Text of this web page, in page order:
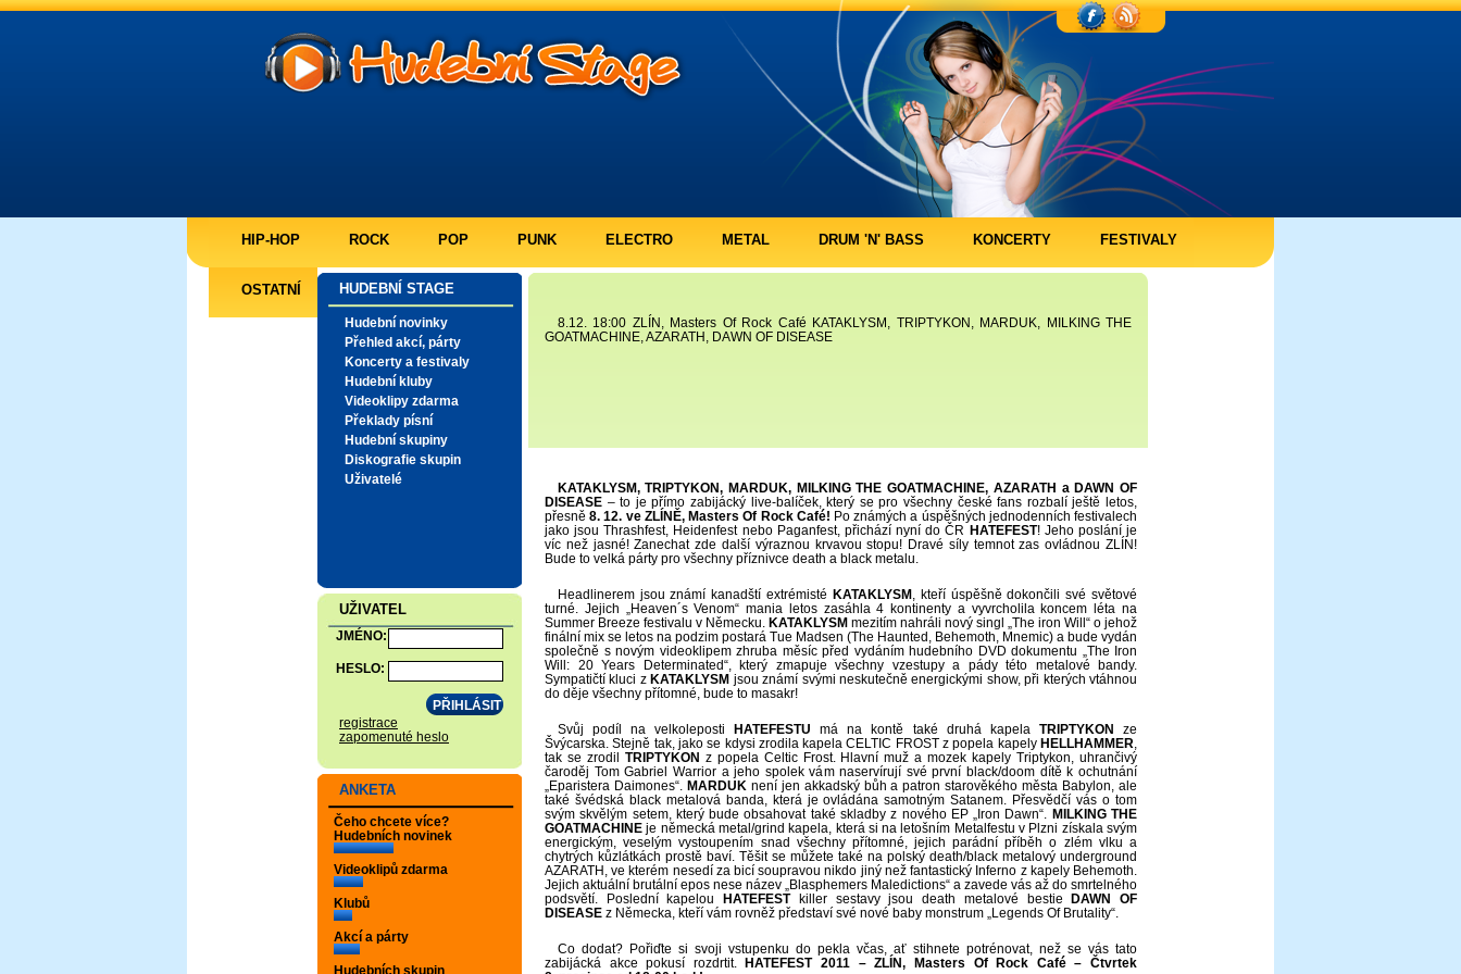
HIP-HOP ROCK POP PUNK ELECTRO METAL DRUM 'N' BASS KONCERTY FESTIVALY
OSTATNÍ HUDEBNÍ STAGE
Hudební novinky
Přehled akcí, párty
Koncerty a festivaly
Hudební kluby
Videoklipy zdarma
Překlady písní
Hudební skupiny
Diskografie skupin
Uživatelé
UŽIVATEL
JMÉNO:
HESLO:
registrace
zapomenuté heslo
ANKETA
Čeho chcete více?
Hudebních novinek
Videoklipů zdarma
Klubů
Akcí a párty
Hudebních skupin
8.12. 18:00 ZLÍN, Masters Of Rock Café KATAKLYSM, TRIPTYKON, MARDUK, MILKING THE
GOATMACHINE, AZARATH, DAWN OF DISEASE
KATAKLYSM, TRIPTYKON, MARDUK, MILKING THE GOATMACHINE, AZARATH a DAWN OF
DISEASE – to je přímo zabijácký live-balíček, který se pro všechny české fans rozbalí ještě letos,
přesně8. 12. ve ZLÍNĚ, Masters Of Rock Café! Po známých a úspěšných jednodenních festivalech
jako jsou Thrashfest, Heidenfest nebo Paganfest, přichází nyní do ČR HATEFEST! Jeho poslání je
víc než jasné! Zanechat zde další výraznou krvavou stopu! Dravé síly temnot zas ovládnou ZLÍN!
Bude to velká párty pro všechny příznivce death a black metalu.
Headlinerem jsou známí kanadští extrémisté KATAKLYSM, kteří úspěšně dokončili své světové
turné. Jejich „Heaven´s Venom“ mania letos zasáhla 4 kontinenty a vyvrcholila koncem léta na
Summer Breeze festivalu v Německu. KATAKLYSM mezitím nahráli nový singl „The iron Will“ o jehož
finální mix se letos na podzim postará Tue Madsen (The Haunted, Behemoth, Mnemic) a bude vydán
společně s novým videoklipem zhruba měsíc před vydáním hudebního DVD dokumentu „The Iron
Will: 20 Years Determinated“, který zmapuje všechny vzestupy a pády této metalové bandy.
Sympatičtí kluci zKATAKLYSM jsou známí svými neskutečně energickými show, při kterých vtáhnou
do děje všechny přítomné, bude to masakr!
Svůj podíl na velkolepostiHATEFESTU má na kontě také druhá kapela TRIPTYKON ze
Švýcarska. Stejně tak, jako se kdysi zrodila kapela CELTIC FROST z popela kapely HELLHAMMER
tak se zrodil TRIPTYKON z popela Celtic Frost. Hlavní muž a mozek kapely Triptykon, uhrančivý
čaroděj Tom Gabriel Warrior a jeho spolek vám naservírují své první black/doom dítě k ochutnání
„Eparistera Daimones“. MARDUK není jen akkadský bůh a patron starověkého města Babylon, ale
také švédská black metalová banda, která je ovládána samotným Satanem. Přesvědčí vás o tom
svým skvělým setem, který bude obsahovat také skladby z nového EP „Iron Dawn“. MILKING THE
GOATMACHINE je německá metal/grind kapela, která si na letošním Metalfestu v Plzni získala svým
energickým, veselým vystoupením snad všechny přítomné, jejich parádní příběh o zlém vlku a
chytrých kůzlátkách prostě baví. Těšit se můžete také na polský death/black metalový underground
AZARATH, ve kterém nesedí za bicí soupravou nikdo jiný než fantastický Inferno z kapely Behemoth.
Jejich aktuální brutální epos nese název „Blasphemers Maledictions“ a zavede vás až do smrtelného
podsvětí. Poslední kapelouHATEFESTkiller sestavy jsou death metalové bestieDAWN OF
DISEASE z Německa, kteří vám rovněž představí své nové baby monstrum „Legends Of Brutality“.
Co dodat? Pořiďte si svoji vstupenku do pekla včas, ať stihnete potrénovat, než se vás tato
zabijácká akce pokusí rozdrtit.HATEFEST 2011 – ZLÍN, Masters Of Rock Café – Čtvrtek